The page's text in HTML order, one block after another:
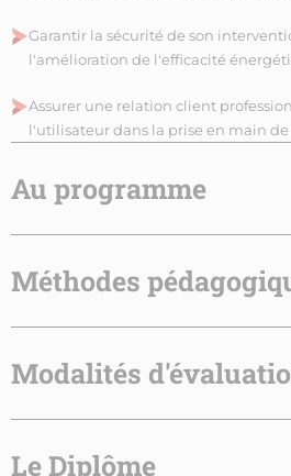
Garantir la sécurité de son
l'amélioration de l'efficacité
Assurer une relation client
l'utilisateur dans la prise en main
Au programme
Méthodes
Modalités
Le Diplôme